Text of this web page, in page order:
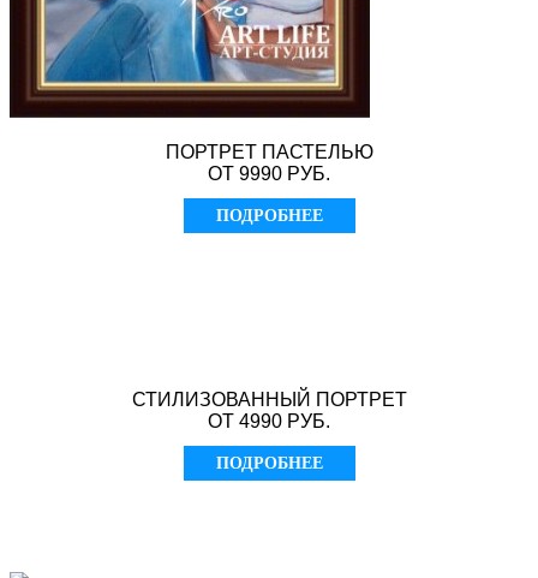
ПОРТРЕТ ПАСТЕЛЬЮ
ОТ 9990 РУБ.
ПОДРОБНЕЕ
СТИЛИЗОВАННЫЙ ПОРТРЕТ
ОТ 4990 РУБ.
ПОДРОБНЕЕ